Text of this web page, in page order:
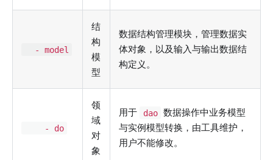
- model
结
构
模
型
数据结构管理模块，管理数据实
体对象，以及输入与输出数据结
构定义。
- do
领
域
对
象
用于 dao 数据操作中业务模型
与实例模型转换，由工具维护，
用户不能修改。